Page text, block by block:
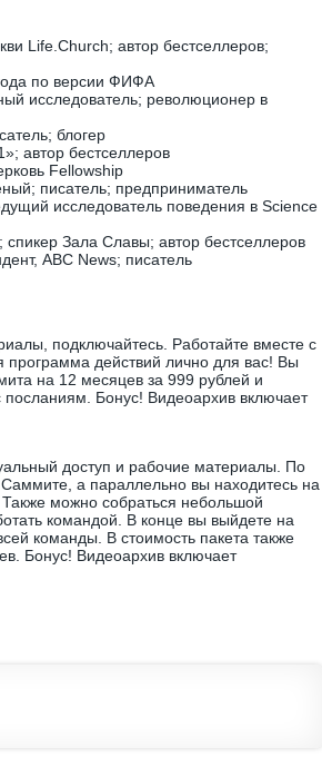
Life.Church; автор бестселлеров;
по версии ФИФА
исследователь; революционер в
блогер
автор бестселлеров
Fellowship
писатель; предприниматель
исследователь поведения в Science
Зала Славы; автор бестселлеров
ABC News; писатель
подключайтесь. Работайте вместе с
программа действий лично для вас! Вы
на 12 месяцев за 999 рублей и
Бонус! Видеоархив включает
доступ и рабочие материалы. По
а параллельно вы находитесь на
можно собраться небольшой
командой. В конце вы выйдете на
команды. В стоимость пакета также
Бонус! Видеоархив включает